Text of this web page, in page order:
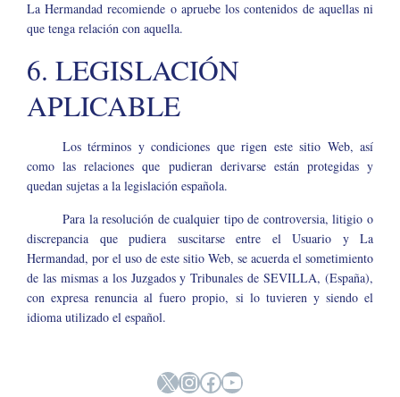
La Hermandad recomiende o apruebe los contenidos de aquellas ni
que tenga relación con aquella.
6. LEGISLACIÓN
APLICABLE
Los términos y condiciones que rigen este sitio Web, así
como las relaciones que pudieran derivarse están protegidas y
quedan sujetas a la legislación española.
Para la resolución de cualquier tipo de controversia, litigio o
discrepancia que pudiera suscitarse entre el Usuario y La
Hermandad, por el uso de este sitio Web, se acuerda el sometimiento
de las mismas a los Juzgados y Tribunales de SEVILLA, (España),
con expresa renuncia al fuero propio, si lo tuvieren y siendo el
idioma utilizado el español.
X Instagram
Facebook
YouTube